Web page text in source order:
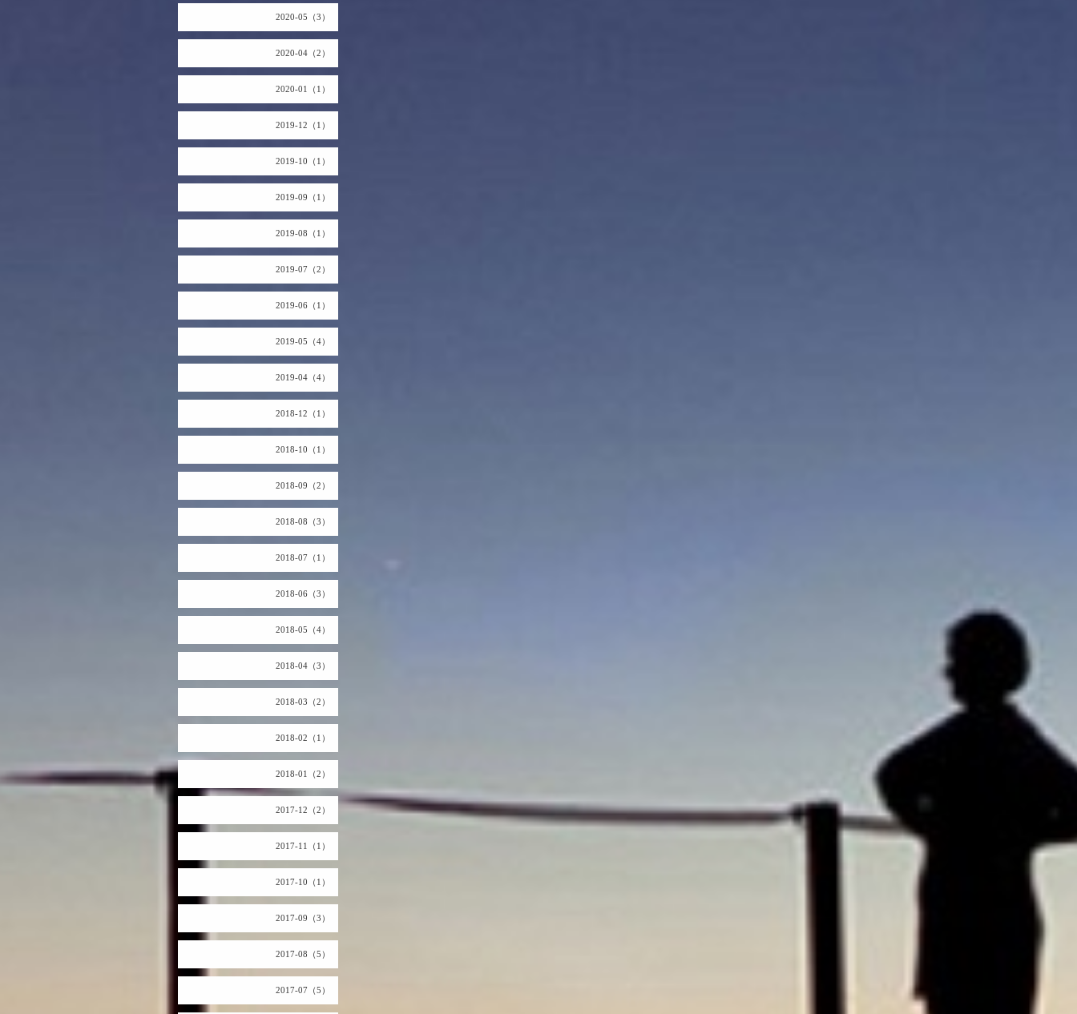
2020-05（3）
2020-04（2）
2020-01（1）
2019-12（1）
2019-10（1）
2019-09（1）
2019-08（1）
2019-07（2）
2019-06（1）
2019-05（4）
2019-04（4）
2018-12（1）
2018-10（1）
2018-09（2）
2018-08（3）
2018-07（1）
2018-06（3）
2018-05（4）
2018-04（3）
2018-03（2）
2018-02（1）
2018-01（2）
2017-12（2）
2017-11（1）
2017-10（1）
2017-09（3）
2017-08（5）
2017-07（5）